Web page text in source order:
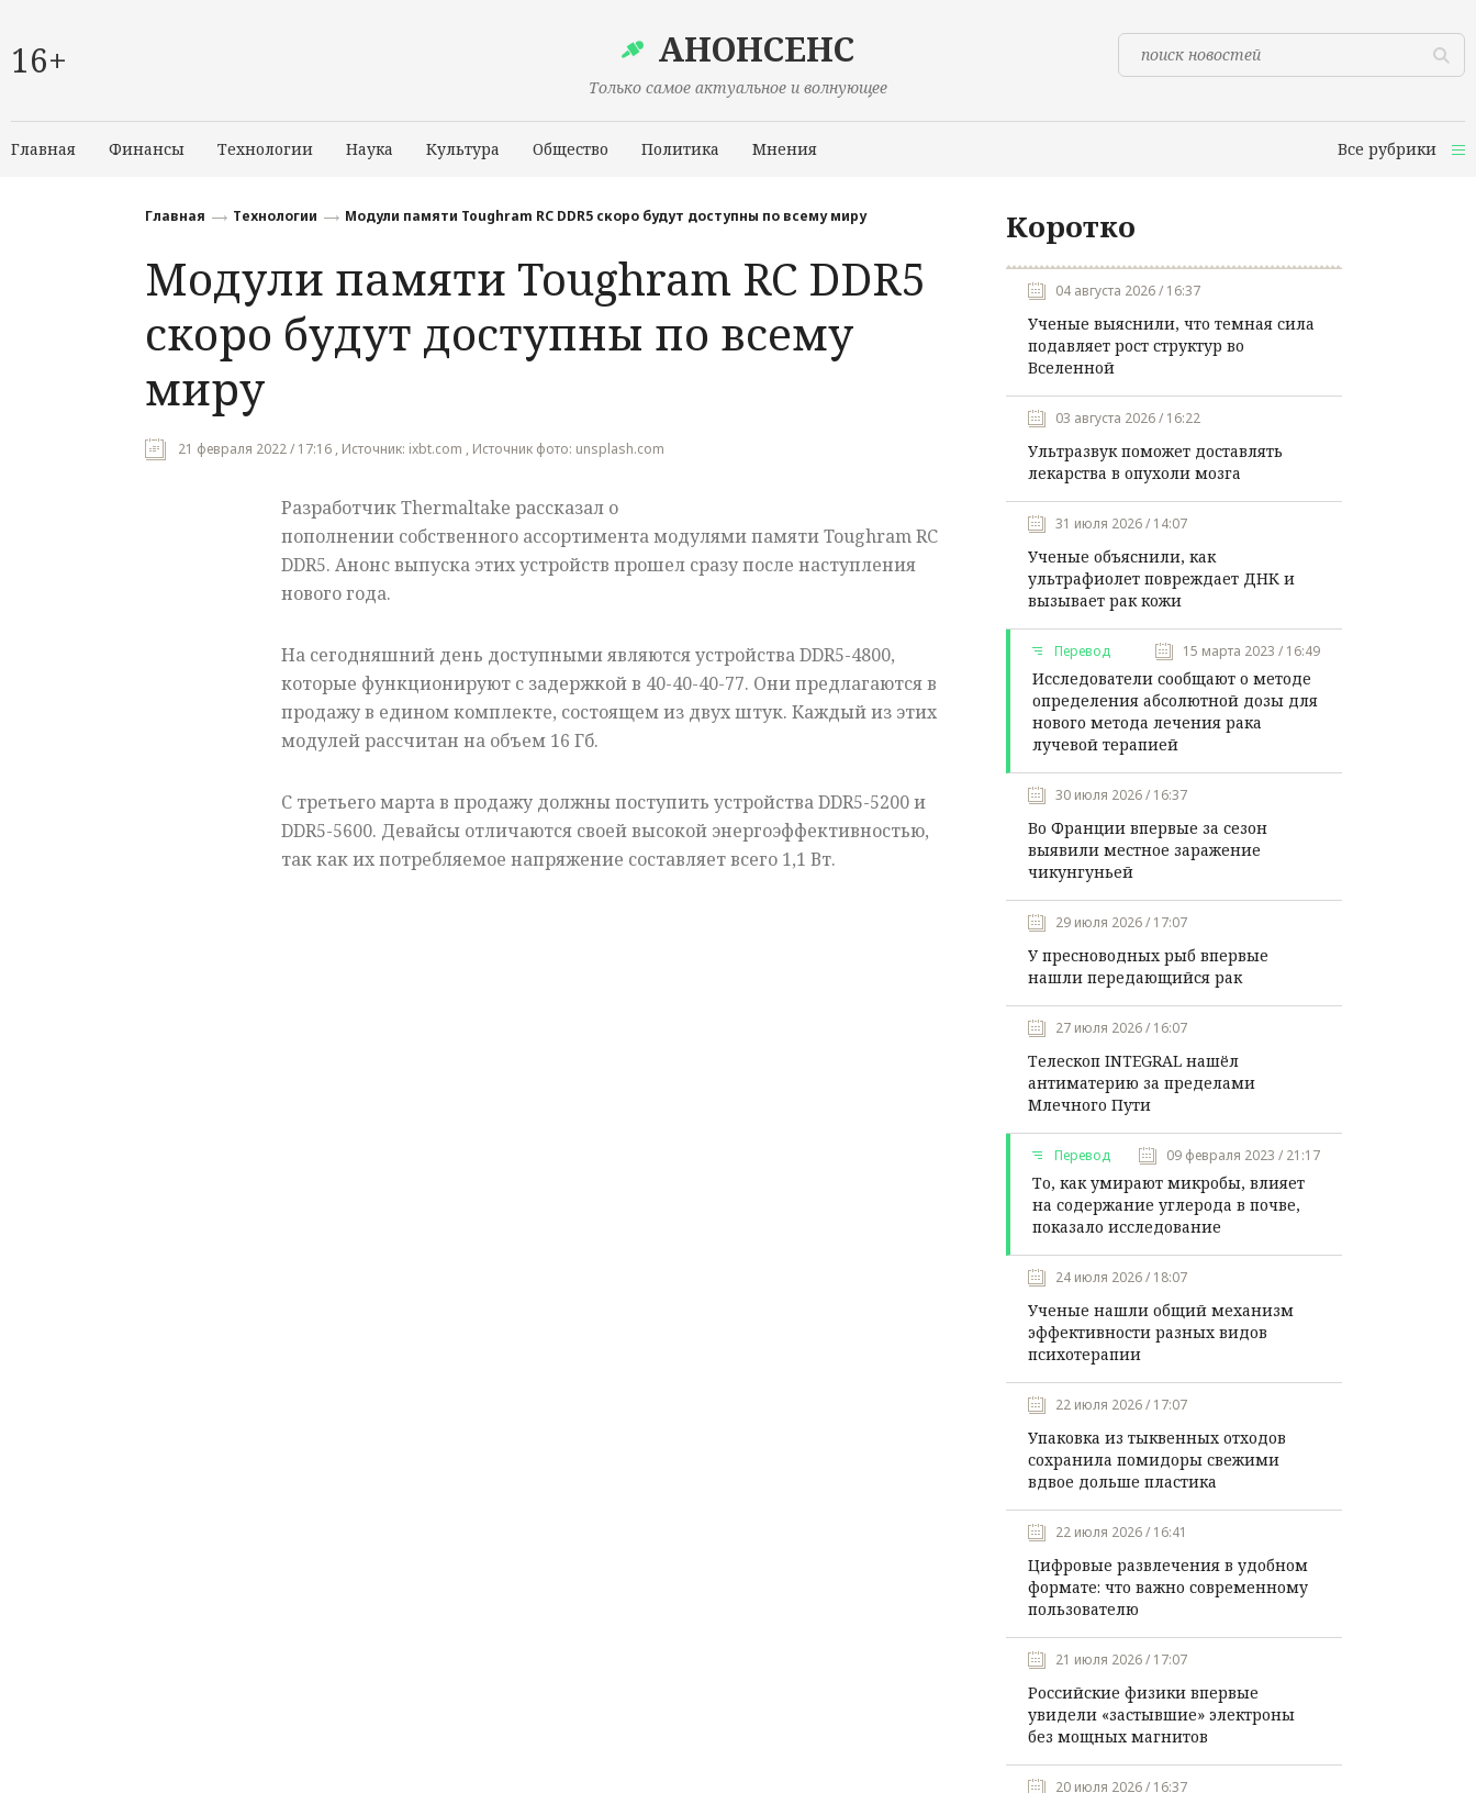
16+ АНОНСЕНС
Только самое актуальное и волнующее
Главная Финансы Технологии Наука Культура Общество Политика Мнения Все рубрики
Происшествия
Главная Технологии Модули памяти Toughram RC DDR5 скоро будут доступны по всему миру
Модули памяти Toughram RC DDR5
скоро будут доступны по всему
миру
21 февраля 2022 / 17:16 , Источник: ixbt.com , Источник фото: unsplash.com
Разработчик Thermaltake рассказал о
пополнении собственного ассортимента модулями памяти Toughram RC
DDR5. Анонс выпуска этих устройств прошел сразу после наступления
нового года.
На сегодняшний день доступными являются устройства DDR5-4800,
которые функционируют с задержкой в 40-40-40-77. Они предлагаются в
продажу в едином комплекте, состоящем из двух штук. Каждый из этих
модулей рассчитан на объем 16 Гб.
С третьего марта в продажу должны поступить устройства DDR5-5200 и
DDR5-5600. Девайсы отличаются своей высокой энергоэффективностью,
так как их потребляемое напряжение составляет всего 1,1 Вт.
Коротко
04 августа 2026 / 16:37
Ученые выяснили, что темная сила
подавляет рост структур во
Вселенной
03 августа 2026 / 16:22
Ультразвук поможет доставлять
лекарства в опухоли мозга
31 июля 2026 / 14:07
Ученые объяснили, как
ультрафиолет повреждает ДНК и
вызывает рак кожи
Перевод 15 марта 2023 / 16:49
Исследователи сообщают о методе
определения абсолютной дозы для
нового метода лечения рака
лучевой терапией
30 июля 2026 / 16:37
Во Франции впервые за сезон
выявили местное заражение
чикунгуньей
29 июля 2026 / 17:07
У пресноводных рыб впервые
нашли передающийся рак
27 июля 2026 / 16:07
Телескоп INTEGRAL нашёл
антиматерию за пределами
Млечного Пути
Перевод 09 февраля 2023 / 21:17
То, как умирают микробы, влияет
на содержание углерода в почве,
показало исследование
24 июля 2026 / 18:07
Ученые нашли общий механизм
эффективности разных видов
психотерапии
22 июля 2026 / 17:07
Упаковка из тыквенных отходов
сохранила помидоры свежими
вдвое дольше пластика
22 июля 2026 / 16:41
Цифровые развлечения в удобном
формате: что важно современному
пользователю
21 июля 2026 / 17:07
Российские физики впервые
увидели «застывшие» электроны
без мощных магнитов
20 июля 2026 / 16:37